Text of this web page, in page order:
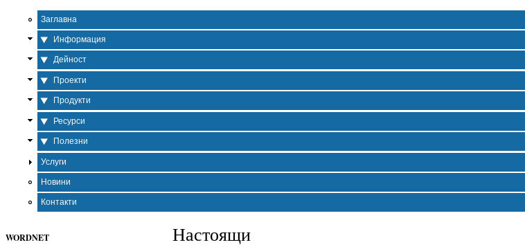
Заглавна
Информация
Дейност
Проекти
Продукти
Ресурси
Полезни
Услуги
Новини
Контакти
WORDNET Настоящи